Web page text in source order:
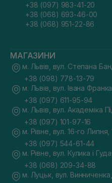
+38 (097) 983-41-20
+38 (068) 693-46-00
+38 (068) 951-22-86
МАГАЗИНИ
м. Львів, вул. Степана
+38 (098) 778-13-79
м. Львів, вул. Івана
+38 (097) 611-95-94
м. Львів, вул. Академіка
+38 (097) 101-97-16
м. Рівне, вул. 16-го Липня,
+38 (097) 544-61-44
м. Рівне, вул. Кулика і
+38 (068) 209-34-88
м. Луцьк, вул.